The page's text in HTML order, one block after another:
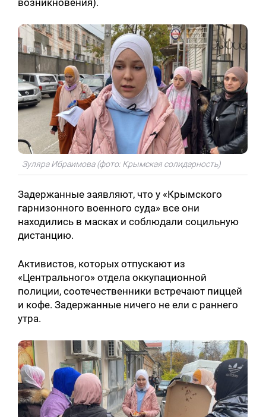
Зуляра Ибраимова (фото: Крымская солидарность)
Задержанные заявляют, что у «Крымского
гарнизонного военного суда» все они
находились в масках и соблюдали социльную
дистанцию.
Активистов, которых отпускают из
«Центрального» отдела оккупационной
полиции, соотечественники встречают пиццей
и кофе. Задержанные ничего не ели с раннего
утра.